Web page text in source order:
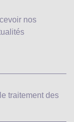
nos
traitement des